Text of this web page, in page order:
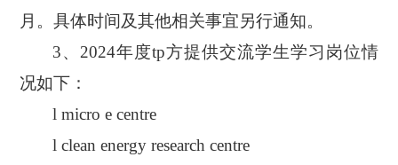
月。具体时间及其他相关事宜另行通知。
3、2024年度tp方提供交流学生学习岗位情
况如下：
l micro e centre
l clean energy research centre